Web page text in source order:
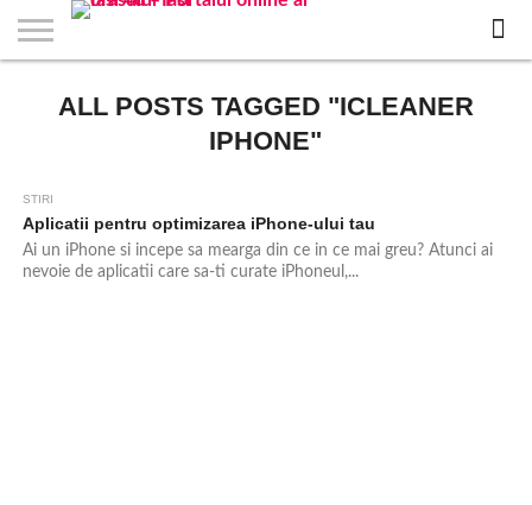
STIRI
APARTAMENTE
NOI IASI
STIRI
IASI
JOBS
IN
FILME
LA
CLUBURI /
DISCOTECI
BARURI /
CAFENELE
SALI DE
FORTA
SALOANE DE
INFRUMUSETARE
AGENTII
DE
RESTAURANTE
IN IASI
PIZZA
IN
PISCINA
IN IASI
FLORARII
RADIO
LIVE
SPALATORII
AUTO
TRACTARI
AUTO
TAXI
IN
CINEMA
TEATRU
HOTELURI
TEREN
SPORTIV
TEREN
TENIS
FARMACII
NON
COFFEE-
TO-GO
FIRME DE
PUBLICITATE
RENT
ALL POSTS TAGGED "ICLEANER
IPHONE"
STIRI
Aplicatii pentru optimizarea iPhone-ului tau
Ai un iPhone si incepe sa mearga din ce in ce mai greu? Atunci ai
nevoie de aplicatii care sa-ti curate iPhoneul,...